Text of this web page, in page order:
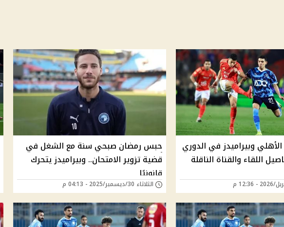
وبيراميدز في الدوري
اللقاء والقناة الناقلة
حبس رمضان صبحي سنة مع الشغل في
قضية تزوير الامتحان.. وبيراميدز يتحرك
قانونيًا
الثلاثاء 30/ديسمبر/2025 - 04:13 م